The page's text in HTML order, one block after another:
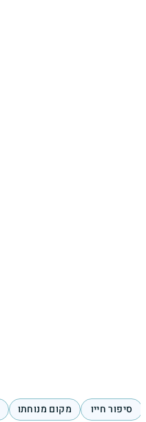
סיפור חייו מקום מנוחתו